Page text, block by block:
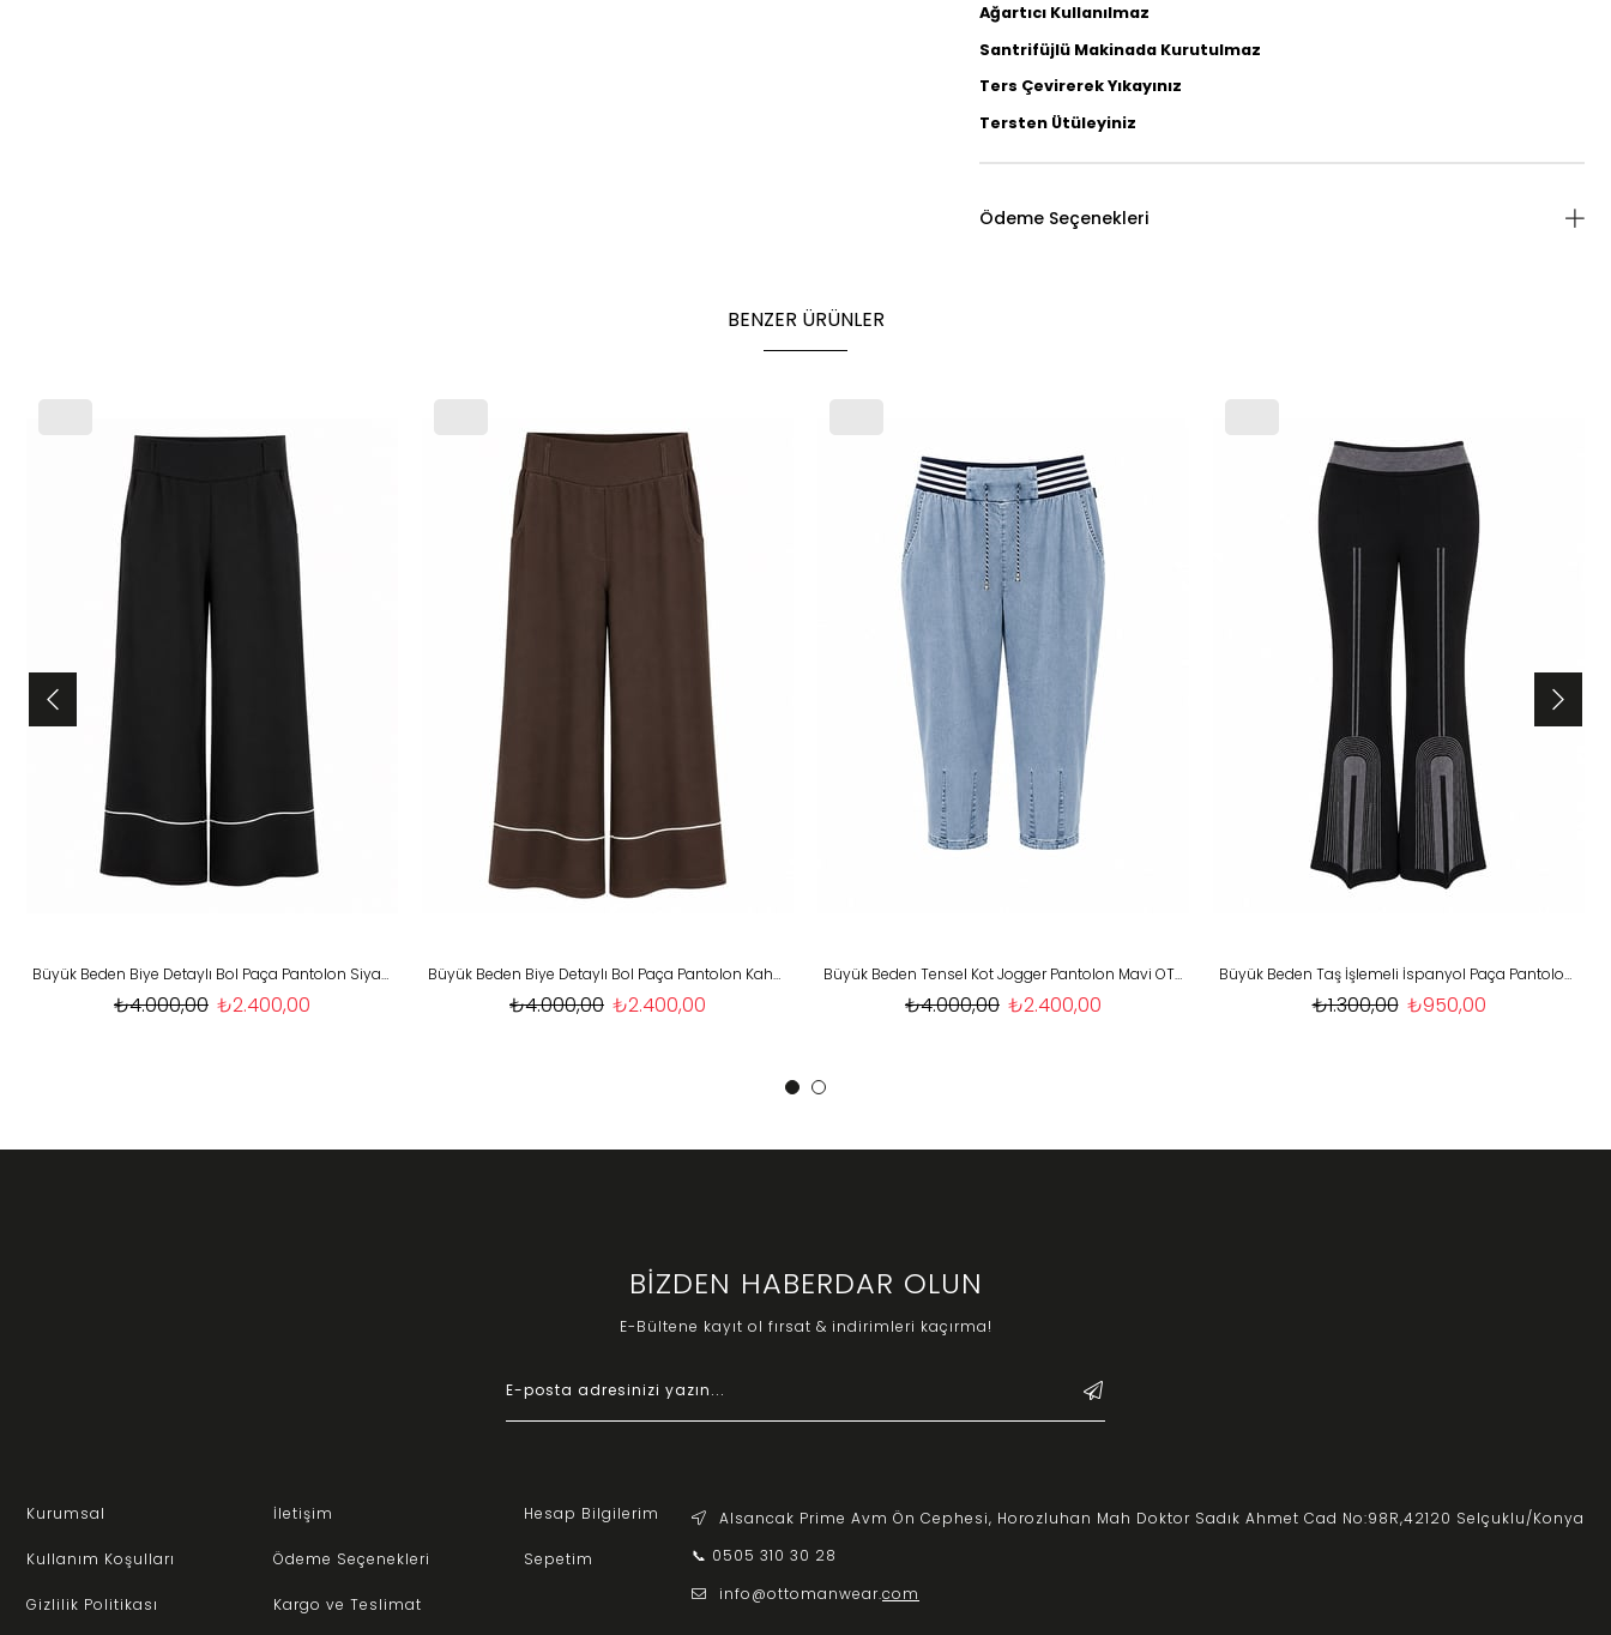
Ağartıcı Kullanılmaz
Santrifüjlü Makinada Kurutulmaz
Ters Çevirerek Yıkayınız
Tersten Ütüleyiniz
Ödeme Seçenekleri
BENZER ÜRÜNLER
Büyük Beden Biye Detaylı Bol Paça Pantolon Siyah OTW477
₺2.400,00
₺4.000,00
Büyük Beden Biye Detaylı Bol Paça Pantolon Kahve OTW477
₺2.400,00
₺4.000,00
Büyük Beden Tensel Kot Jogger Pantolon Mavi OTW53113
₺2.400,00
₺4.000,00
Büyük Beden Taş İşlemeli İspanyol Paça Pantolon Siyah OTW5999
₺950,00
₺1.300,00
BİZDEN HABERDAR OLUN
E-Bültene kayıt ol fırsat & indirimleri kaçırma!
Kurumsal
Kullanım Koşulları
Gizlilik Politikası
İletişim
Ödeme Seçenekleri
Kargo ve Teslimat
Hesap Bilgilerim
Sepetim
Alsancak Prime Avm Ön Cephesi, Horozluhan Mah Doktor Sadık Ahmet Cad No:98R,42120 Selçuklu/Konya
📞 0505 310 30 28
info@ottomanwear.com